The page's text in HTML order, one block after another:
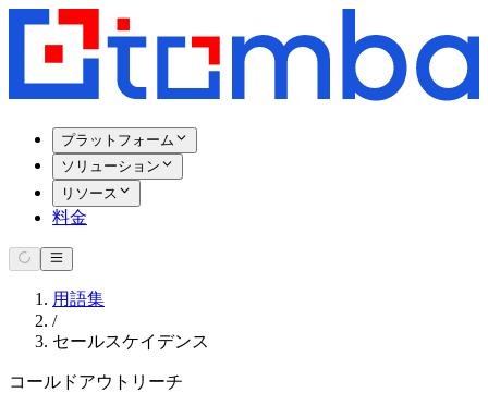
プラットフォーム
ソリューション
リソース
料金
用語集
/
セールスケイデンス
コールドアウトリーチ